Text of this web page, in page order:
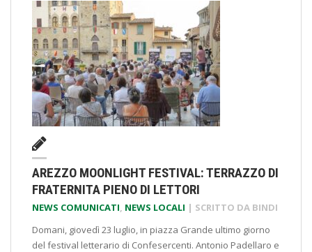
AREZZO MOONLIGHT FESTIVAL: TERRAZZO DI
FRATERNITA PIENO DI LETTORI
NEWS COMUNICATI, NEWS LOCALI | SCRITTO DA BINDI
Domani, giovedì 23 luglio, in piazza Grande ultimo giorno
del festival letterario di Confesercenti. Antonio Padellaro e